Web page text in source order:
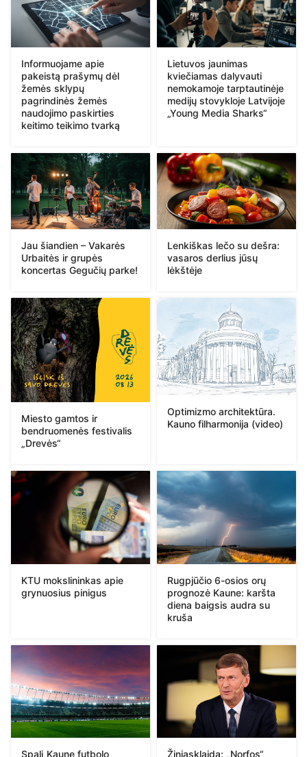
Informuojame apie
pakeistą prašymų dėl
žemės sklypų
pagrindinės žemės
naudojimo paskirties
keitimo teikimo tvarką
Lietuvos jaunimas
kviečiamas dalyvauti
nemokamoje tarptautinėje
medijų stovykloje Latvijoje
„Young Media Sharks“
Jau šiandien – Vakarės
Urbaitės ir grupės
koncertas Gegučių parke!
Lenkiškas lečo su dešra:
vasaros derlius jūsų
lėkštėje
Miesto gamtos ir
bendruomenės festivalis
„Drevės“
Optimizmo architektūra.
Kauno filharmonija (video)
KTU mokslininkas apie
grynuosius pinigus
Rugpjūčio 6-osios orų
prognozė Kaune: karšta
diena baigsis audra su
kruša
Spalį Kaune futbolo
Žiniasklaida: „Norfos“